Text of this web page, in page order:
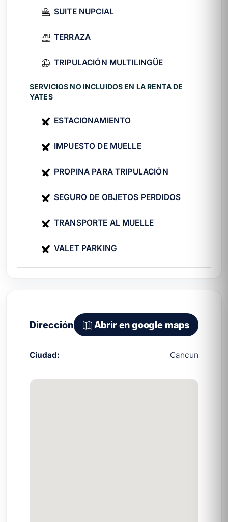
formulario. Asimismo, revisa antes
planear tu presupuesto.
SUITE NUPCIAL
TERRAZA
TRIPULACIÓN MULTILINGÜE
SERVICIOS NO INCLUIDOS EN LA RENTA DE
YATES
ESTACIONAMIENTO
IMPUESTO DE MUELLE
PROPINA PARA TRIPULACIÓN
SEGURO DE OBJETOS PERDIDOS
TRANSPORTE AL MUELLE
VALET PARKING
Dirección Abrir en google maps
Ciudad: Cancun